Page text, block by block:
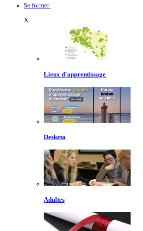
Se former
X
Lieux d'apprentissage
Desketa
Adultes